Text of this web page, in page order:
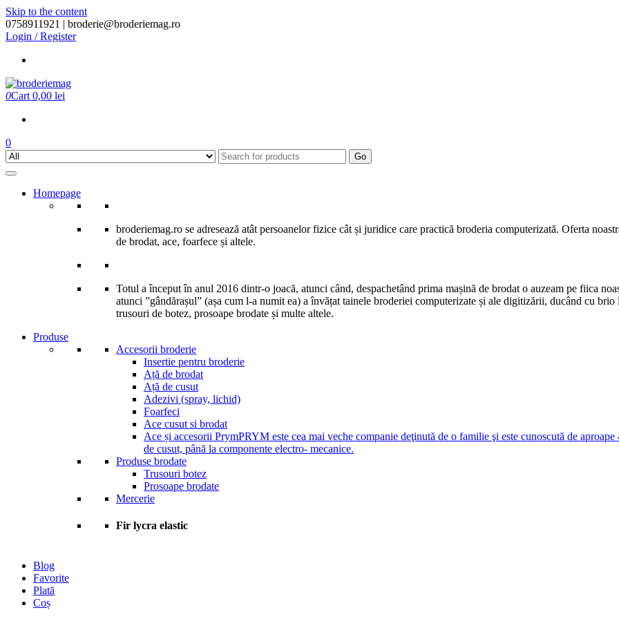
Skip to the content
0758911921 | broderie@broderiemag.ro
Login / Register
0Cart 0,00 lei
0
Go
Homepage
broderiemag.ro se adresează atât persoanelor fizice cât și juridice care practică broderia computerizată. Oferta
de brodat, ace, foarfece și altele.
Totul a început în anul 2016 dintr-o joacă, atunci când, despachetând prima mașină de brodat o auzeam pe fiica
atunci ”gândărașul” (așa cum l-a numit ea) a învățat tainele broderiei computerizate și ale digitizării, ducând cu
trusouri de botez, prosoape brodate și multe altele.
Produse
Accesorii broderie
Insertie pentru broderie
Ață de brodat
Ață de cusut
Adezivi (spray, lichid)
Foarfeci
Ace cusut si brodat
Ace și accesorii PrymPRYM este cea mai veche companie deţinută de o familie şi este cunoscută de
de cusut, până la componente electro- mecanice.
Produse brodate
Trusouri botez
Prosoape brodate
Mercerie
Fir lycra elastic
Blog
Favorite
Plată
Coș